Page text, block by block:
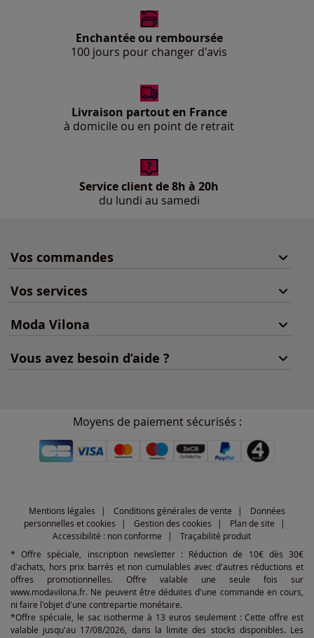
Enchantée ou remboursée
100 jours pour changer d'avis
Livraison partout en France
à domicile ou en point de retrait
Service client de 8h à 20h
du lundi au samedi
Vos commandes
Vos services
Moda Vilona
Vous avez besoin d’aide ?
Moyens de paiement sécurisés :
Mentions légales Conditions générales de vente
Données
personnelles et cookies
Gestion des cookies
Plan de site
Accessibilité : non conforme
Traçabilité produit
* Offre spéciale, inscription newsletter : Réduction de 10€ dès 30€
d'achats, hors prix barrés et non cumulables avec d'autres réductions et
offres promotionnelles. Offre valable une seule fois sur
www.modavilona.fr. Ne peuvent être déduites d'une commande en cours,
ni faire l'objet d'une contrepartie monétaire.
*Offre spéciale, le sac isotherme à 13 euros seulement : Cette offre est
valable jusqu'au 17/08/2026, dans la limite des stocks disponibles. Les